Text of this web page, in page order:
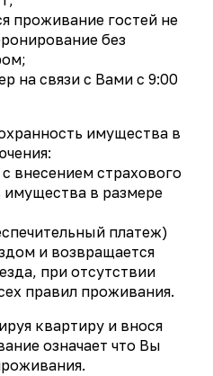
проживание гостей не
без
на связи с Вами с 9:00
имущества в
с внесением страхового
имущества в размере
платеж)
и возвращается
при отсутствии
правил проживания.
квартиру и внося
означает что Вы